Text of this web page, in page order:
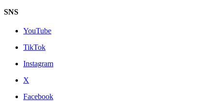
SNS
YouTube
TikTok
Instagram
X
Facebook